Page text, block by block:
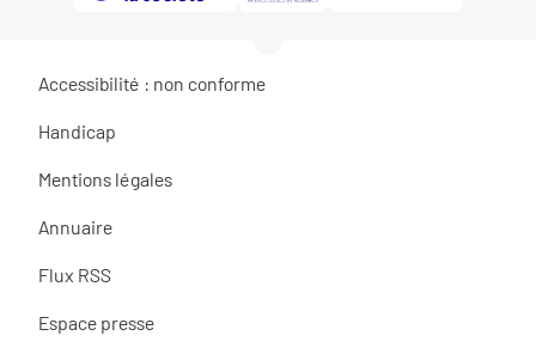
Accessibilité : non conforme
Handicap
Mentions légales
Annuaire
Flux RSS
Espace presse